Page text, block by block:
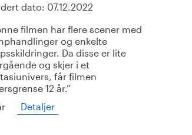
dato: 07.12.2022
filmen har flere scener med
og enkelte
Da disse er lite
og skjer i et
får filmen
12 år.
Detaljer